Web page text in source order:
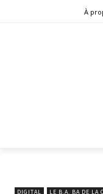
À
DIGITAL LE B.A. BA DE LA